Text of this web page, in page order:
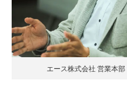
エース株式会社 営業本